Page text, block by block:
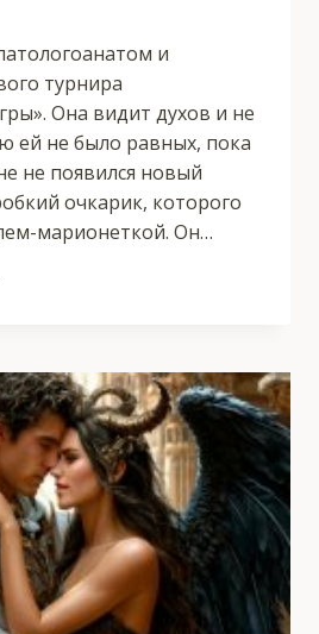
и
турнира
Она видит духов и не
ей не было равных, пока
не появился новый
очкарик, которого
марионеткой. Он…